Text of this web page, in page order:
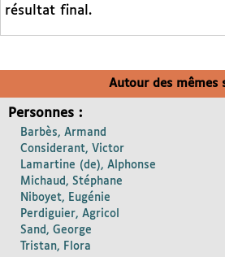
résultat final.
Autour des mêmes
Personnes :
Barbès, Armand
Considerant, Victor
Lamartine (de), Alphonse
Michaud, Stéphane
Niboyet, Eugénie
Perdiguier, Agricol
Sand, George
Tristan, Flora